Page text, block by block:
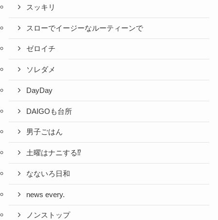
スッキリ
スローでイージーなルーティーンで
ゼロイチ
ソレダメ
DayDay
DAIGOも台所
男子ごはん
土曜はナニする⁉
なないろ日和
news every.
ノンストップ